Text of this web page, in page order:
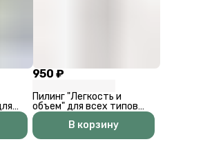
950 ₽
Пилинг "Легкость и
объем" для всех типов
кожи головы и волос
В корзину